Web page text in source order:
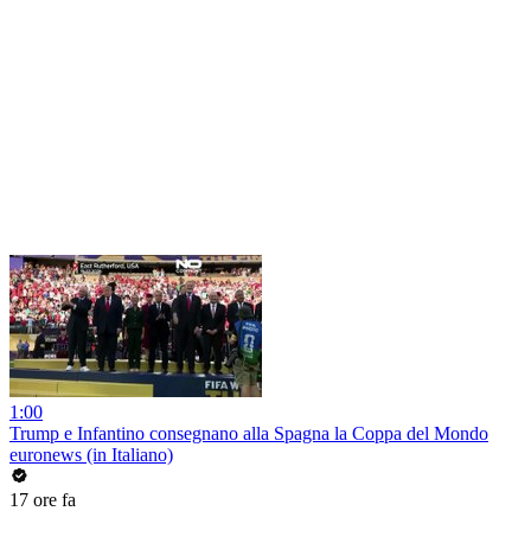
1:00
Trump e Infantino consegnano alla Spagna la Coppa del Mondo
euronews (in Italiano)
17 ore fa